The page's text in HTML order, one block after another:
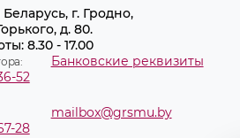
г. Гродно,
д. 80.
8.30 - 17.00
52
Банковские реквизиты
28
mailbox@grsmu.by